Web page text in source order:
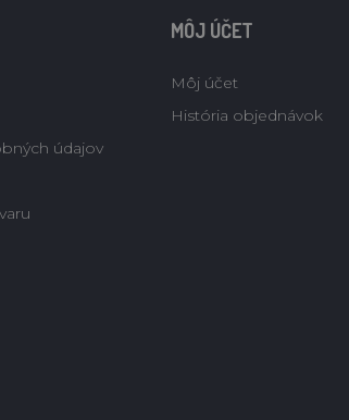
údajov
MÔJ ÚČET
Môj účet
História objednávok